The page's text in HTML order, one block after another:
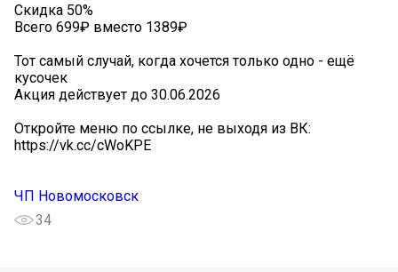
Скидка 50%
Всего 699₽ вместо 1389₽
Тот самый случай, когда хочется только одно - ещё
кусочек
Акция действует до 30.06.2026
Откройте меню по ссылке, не выходя из ВК:
https://vk.cc/cWoKPE
ЧП Новомосковск
34